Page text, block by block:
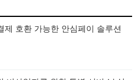
제 호환 가능한 안심페이 솔루션